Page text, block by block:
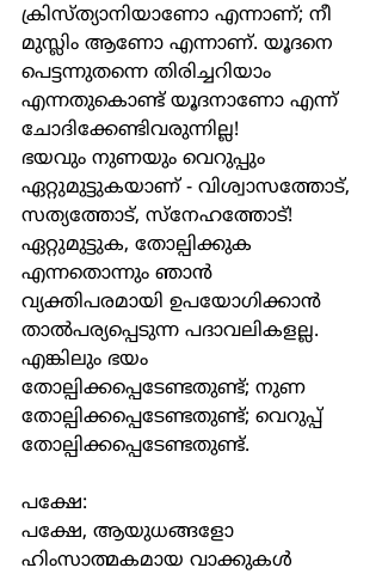
ക്രിസ്ത്യാനിയാണോ എന്നാണ്; നീ
മുസ്ലിം ആണോ എന്നാണ്. യൂദനെ
പെട്ടന്നുതന്നെ തിരിച്ചറിയാം
എന്നതുകൊണ്ട് യൂദനാണോ എന്ന്
ചോദിക്കേണ്ടിവരുന്നില്ല!
ഭയവും നുണയും വെറുപ്പും
ഏറ്റുമുട്ടുകയാണ് - വിശ്വാസത്തോട്,
സത്യത്തോട്, സ്നേഹത്തോട്!
ഏറ്റുമുട്ടുക, തോല്പിക്കുക
എന്നതൊന്നും ഞാൻ
വ്യക്തിപരമായി ഉപയോഗിക്കാൻ
താൽപര്യപ്പെടുന്ന പദാവലികളല്ല.
എങ്കിലും ഭയം
തോല്പിക്കപ്പെടേണ്ടതുണ്ട്; നുണ
തോല്പിക്കപ്പെടേണ്ടതുണ്ട്; വെറുപ്പ്
തോല്പിക്കപ്പെടേണ്ടതുണ്ട്.
പക്ഷേ:
പക്ഷേ, ആയുധങ്ങളോ
ഹിംസാത്മകമായ വാക്കുകൾ